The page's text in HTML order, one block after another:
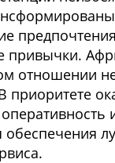
привычки.
отношении
приоритете
обеспечения